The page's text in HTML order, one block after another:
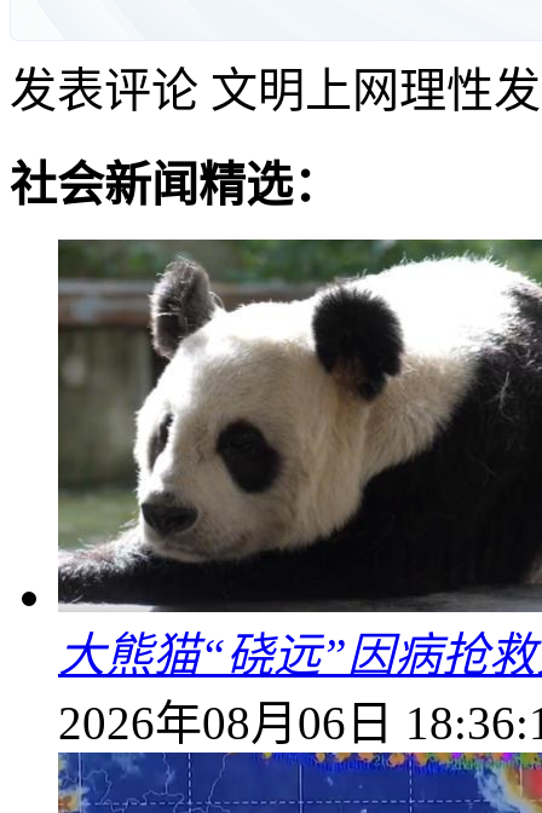
发表评论 文明上网理性
社会新闻精选：
大熊猫“硗远”因病抢
2026年08月06日